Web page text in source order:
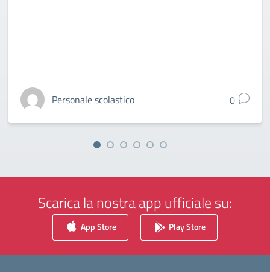
Personale scolastico 0
Scarica la nostra app ufficiale su:
App Store Play Store